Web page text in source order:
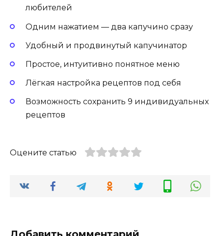
любителей
Одним нажатием — два капучино сразу
Удобный и продвинутый капучинатор
Простое, интуитивно понятное меню
Лёгкая настройка рецептов под себя
Возможность сохранить 9 индивидуальных
рецептов
Оцените статью